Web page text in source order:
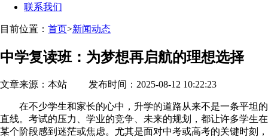
联系我们
目前位置： 首页>新闻动态
中学复读班：为梦想再启航的理想选择
文章来源：本站 发布时间：2025-08-12 10:22:23
在不少学生和家长的心中，升学的道路从来不是一条平坦的
直线。考试的压力、学业的竞争、未来的规划，都让许多学生在
某个阶段感到迷茫或焦虑。尤其是面对中考或高考的关键时刻，